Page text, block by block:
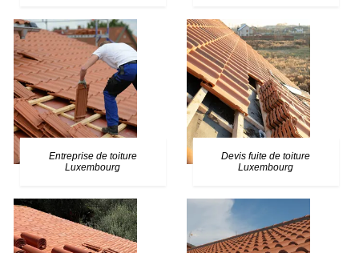
Entreprise de toiture
Luxembourg
Devis fuite de toiture
Luxembourg